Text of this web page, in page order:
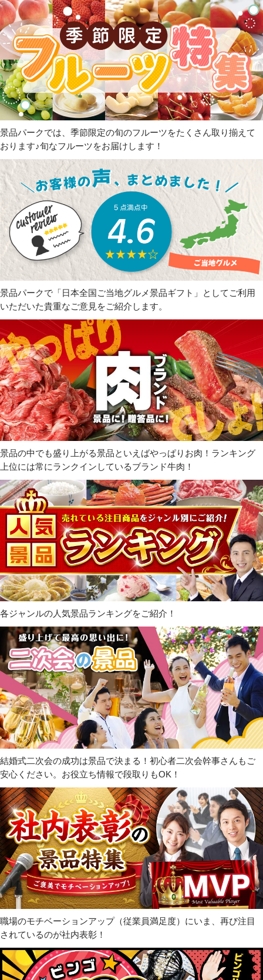
景品パークでは、季節限定の旬のフルーツをたくさん取り揃えて
おります♪旬なフルーツをお届けします！
景品パークで「日本全国ご当地グルメ景品ギフト」としてご利用
いただいた貴重なご意見をご紹介します。
景品の中でも盛り上がる景品といえばやっぱりお肉！ランキング
上位には常にランクインしているブランド牛肉！
各ジャンルの人気景品ランキングをご紹介！
結婚式二次会の成功は景品で決まる！初心者二次会幹事さんもご
安心ください。お役立ち情報で段取りもOK！
職場のモチベーションアップ（従業員満足度）にいま、再び注目
されているのが社内表彰！